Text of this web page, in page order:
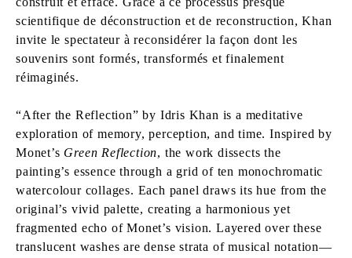
scientifique de déconstruction et de reconstruction, Khan
invite le spectateur à reconsidérer la façon dont les
souvenirs sont formés, transformés et finalement
réimaginés.
“After the Reflection” by Idris Khan is a meditative
exploration of memory, perception, and time. Inspired by
Monet’s Green Reflection, the work dissects the
painting’s essence through a grid of ten monochromatic
watercolour collages. Each panel draws its hue from the
original’s vivid palette, creating a harmonious yet
fragmented echo of Monet’s vision. Layered over these
translucent washes are dense strata of musical notation—